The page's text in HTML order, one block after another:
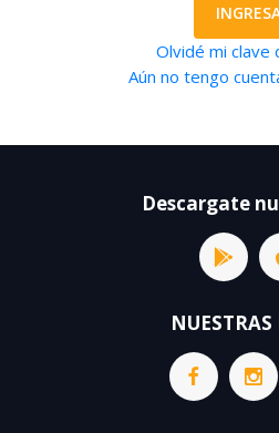
Olvidé mi clave
Aún no tengo
Descargate
NUESTRAS